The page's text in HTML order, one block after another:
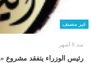
غير مصنف
منذ 8 أشهر